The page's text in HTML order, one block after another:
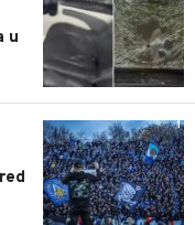
u
1